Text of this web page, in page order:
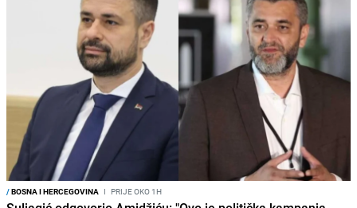
/BOSNA I HERCEGOVINA I PRIJE OKO 1H